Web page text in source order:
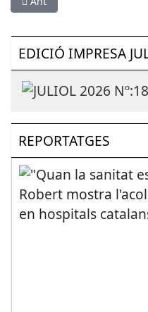
EDICIÓ IMPRESA
REPORTATGES